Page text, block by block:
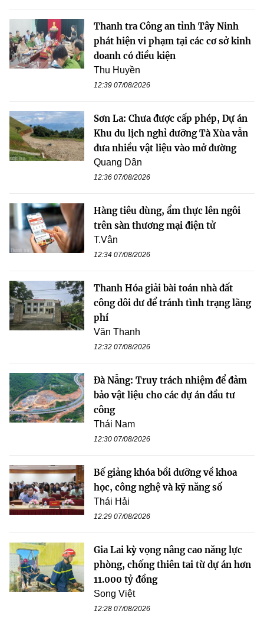
Thanh tra Công an tỉnh Tây Ninh
phát hiện vi phạm tại các cơ sở kinh
doanh có điều kiện
Thu Huyền
12:39 07/08/2026
Sơn La: Chưa được cấp phép, Dự án
Khu du lịch nghỉ dưỡng Tà Xùa vẫn
đưa nhiều vật liệu vào mở đường
Quang Dân
12:36 07/08/2026
Hàng tiêu dùng, ẩm thực lên ngôi
trên sàn thương mại điện tử
T.Vân
12:34 07/08/2026
Thanh Hóa giải bài toán nhà đất
công dôi dư để tránh tình trạng lãng
phí
Văn Thanh
12:32 07/08/2026
Đà Nẵng: Truy trách nhiệm để đảm
bảo vật liệu cho các dự án đầu tư
công
Thái Nam
12:30 07/08/2026
Bế giảng khóa bồi dưỡng về khoa
học, công nghệ và kỹ năng số
Thái Hải
12:29 07/08/2026
Gia Lai kỳ vọng nâng cao năng lực
phòng, chống thiên tai từ dự án hơn
11.000 tỷ đồng
Song Việt
12:28 07/08/2026